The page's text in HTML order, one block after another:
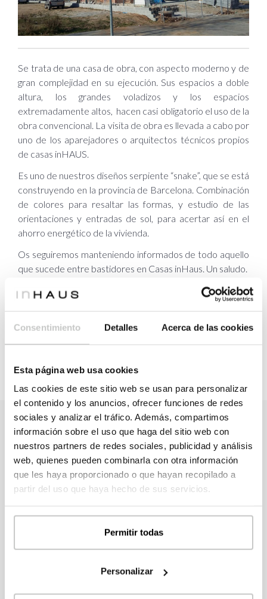
Consentimiento Detalles Acerca de las cookies
Esta página web usa cookies
Las cookies de este sitio web se usan para personalizar
el contenido y los anuncios, ofrecer funciones de redes
sociales y analizar el tráfico. Además, compartimos
información sobre el uso que haga del sitio web con
nuestros partners de redes sociales, publicidad y análisis
web, quienes pueden combinarla con otra información
que les haya proporcionado o que hayan recopilado a
partir del uso que haya hecho de sus servicios.
Permitir todas
Personalizar
Se trata de una casa de obra, con aspecto moderno y de
gran complejidad en su ejecución. Sus espacios a doble
altura, los grandes voladizos y los espacios
extremadamente altos, hacen casi obligatorio el uso de la
obra convencional. La visita de obra es llevada a cabo por
uno de los aparejadores o arquitectos técnicos propios
de casas inHAUS.
Es uno de nuestros diseños serpiente “snake”, que se está
construyendo en la provincia de Barcelona. Combinación
de colores para resaltar las formas, y estudio de las
orientaciones y entradas de sol, para acertar así en el
ahorro energético de la vivienda.
Os seguiremos manteniendo informados de todo aquello
que sucede entre bastidores en Casas inHaus. Un saludo.
Tags:
casas de diseño casas inhaus
Visita a
obra
Contacta con nosotros
Tanto si eres particular como profesional, no dudes
en contactar con nosotros para ampliar información,
pedir presupuesto personalizado o realizar cualquier
consulta.
FORMULARIO DE CONTACTO